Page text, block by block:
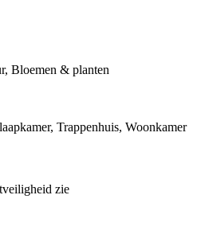
Bloemen & planten
Trappenhuis, Woonkamer
zie